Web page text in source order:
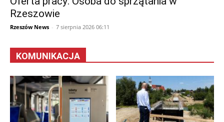
Rzeszowie
Rzeszów News - 7 sierpnia 2026 06:11
KOMUNIKACJA